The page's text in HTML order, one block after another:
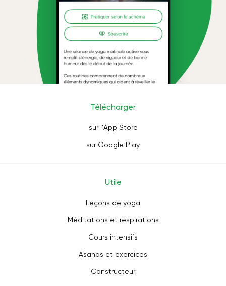
Télécharger
sur l'App Store
sur Google Play
Utile
Leçons de yoga
Méditations et respirations
Cours intensifs
Asanas et exercices
Constructeur